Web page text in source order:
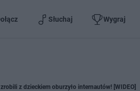
Słuchaj Wygraj
z dzieckiem oburzyło internautów! [WIDEO]